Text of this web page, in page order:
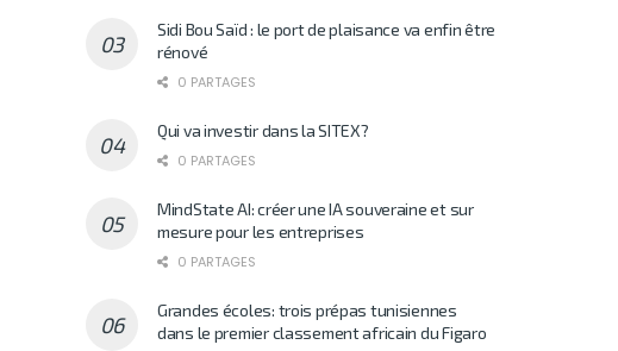
Sidi Bou Saïd : le port de plaisance va enfin être
rénové
0 PARTAGES
Qui va investir dans la SITEX?
0 PARTAGES
MindState AI: créer une IA souveraine et sur
mesure pour les entreprises
0 PARTAGES
Grandes écoles: trois prépas tunisiennes
dans le premier classement africain du Figaro